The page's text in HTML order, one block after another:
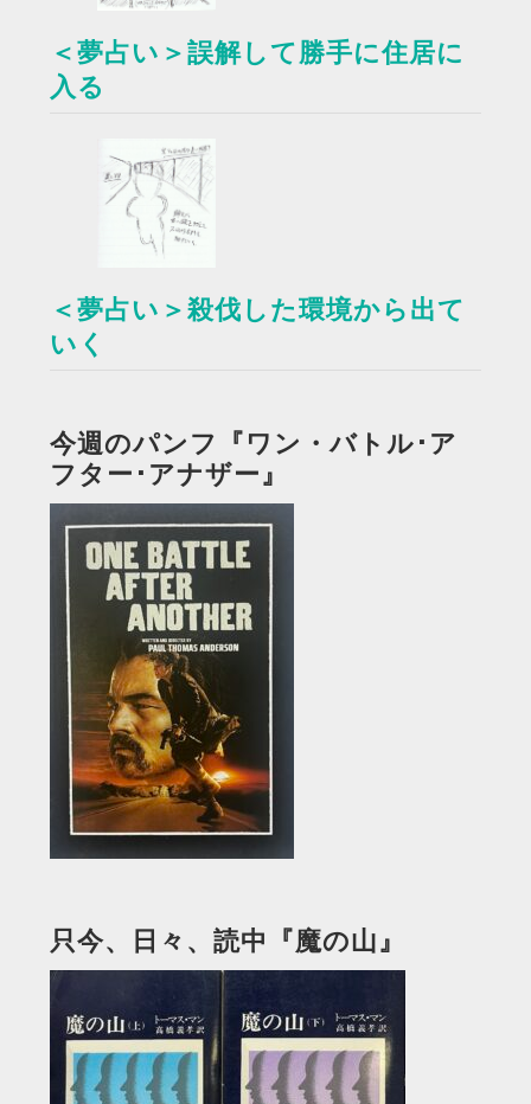
＜夢占い＞誤解して勝手に住居に
入る
＜夢占い＞殺伐した環境から出て
いく
今週のパンフ『ワン・バトル･ア
フター･アナザー』
只今、日々、読中『魔の山』